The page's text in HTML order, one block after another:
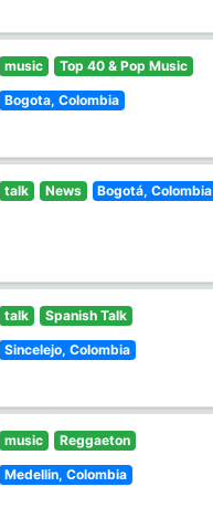
music Top 40 & Pop Music
Bogota, Colombia
talk News Bogotá, Colombia
talk Spanish Talk
Sincelejo, Colombia
music Reggaeton
Medellin, Colombia